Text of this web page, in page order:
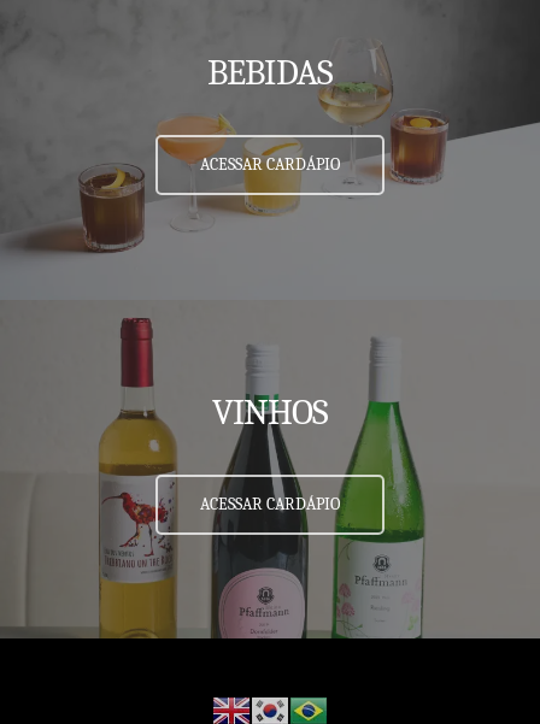
BEBIDAS
ACESSAR CARDÁPIO
VINHOS
ACESSAR CARDÁPIO